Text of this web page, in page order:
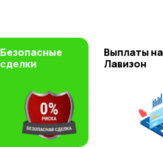
Безопасные
сделки
Выплаты на
Лавизон